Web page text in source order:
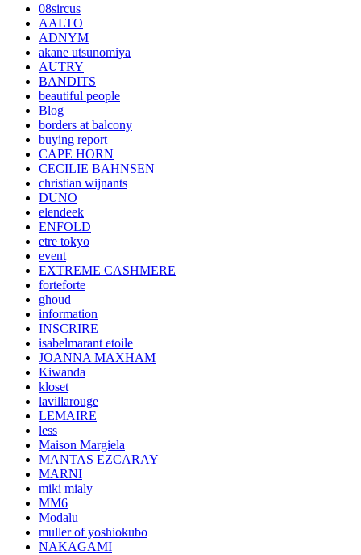
08sircus
AALTO
ADNYM
akane utsunomiya
AUTRY
BANDITS
beautiful people
Blog
borders at balcony
buying report
CAPE HORN
CECILIE BAHNSEN
christian wijnants
DUNO
elendeek
ENFOLD
etre tokyo
event
EXTREME CASHMERE
forteforte
ghoud
information
INSCRIRE
isabelmarant etoile
JOANNA MAXHAM
Kiwanda
kloset
lavillarouge
LEMAIRE
less
Maison Margiela
MANTAS EZCARAY
MARNI
miki mialy
MM6
Modalu
muller of yoshiokubo
NAKAGAMI